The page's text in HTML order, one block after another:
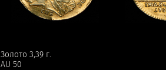
Золото 3,39 г.
AU 50